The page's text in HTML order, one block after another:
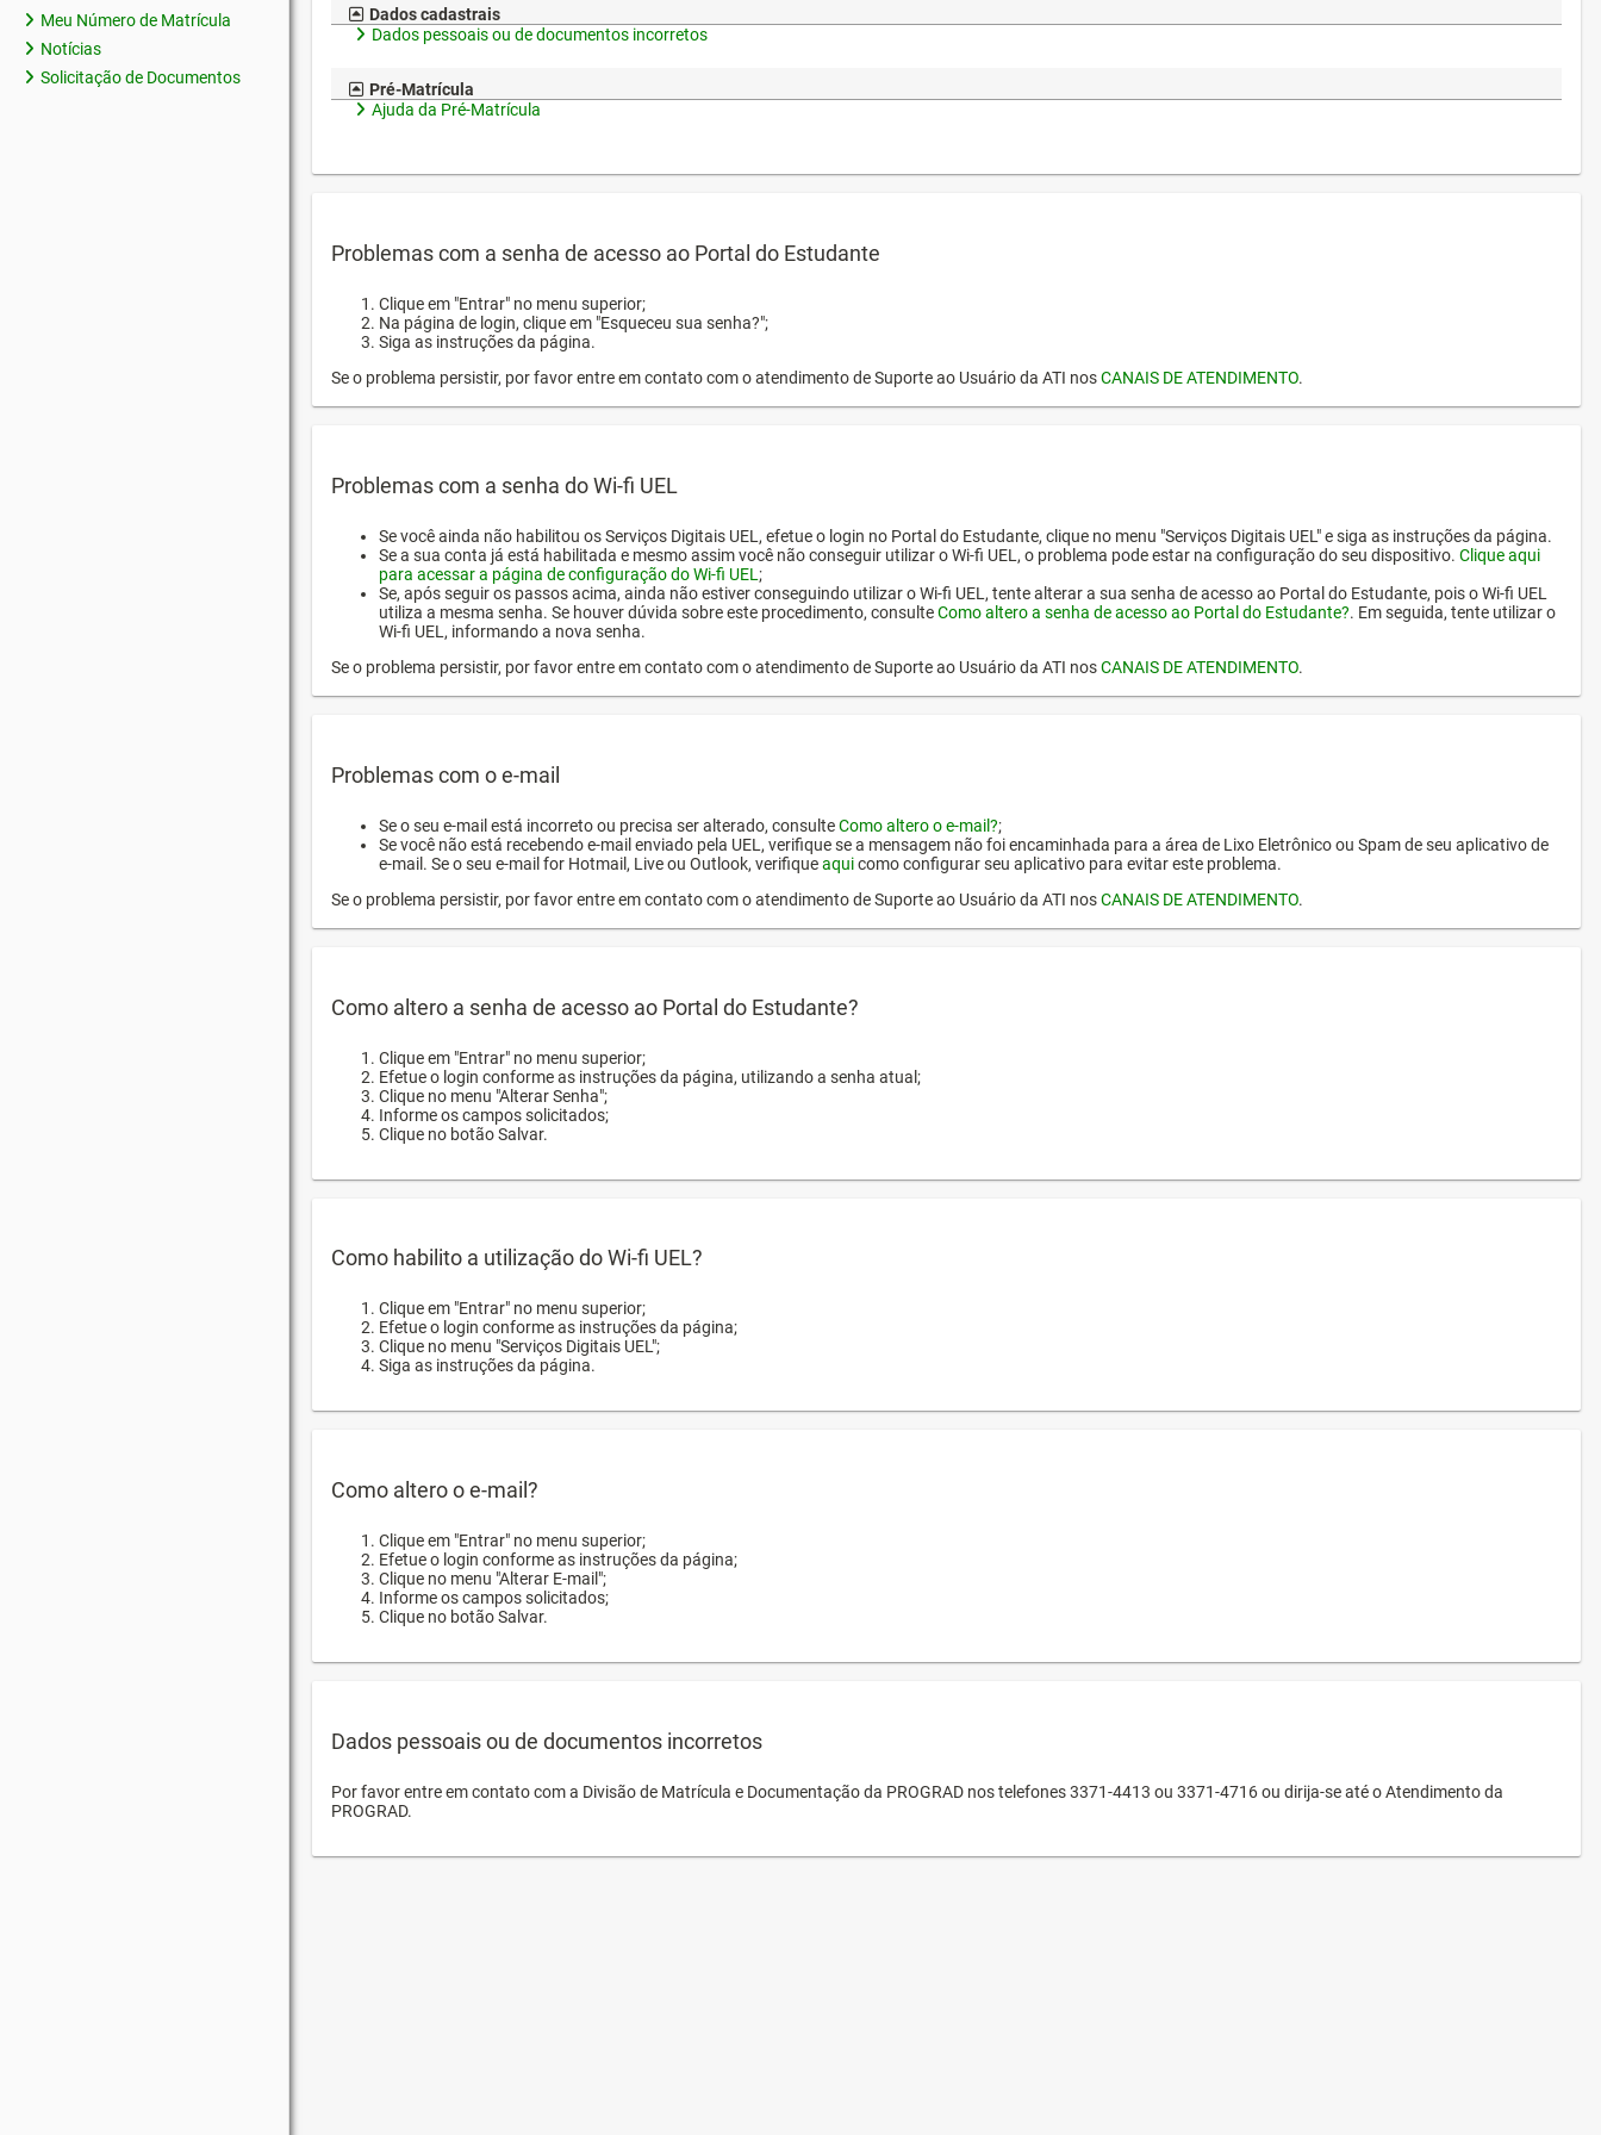
Meu Número de Matrícula
Notícias
Solicitação de Documentos
Dados cadastrais
Dados pessoais ou de documentos incorretos
Pré-Matrícula
Ajuda da Pré-Matrícula
Problemas com a senha de acesso ao Portal do Estudante
Clique em "Entrar" no menu superior;
Na página de login, clique em "Esqueceu sua senha?";
Siga as instruções da página.
Se o problema persistir, por favor entre em contato com o atendimento de Suporte ao Usuário da ATI nosCANAIS DE ATENDIMENTO.
Problemas com a senha do Wi-fi UEL
Se você ainda não habilitou os Serviços Digitais UEL, efetue o login no Portal do Estudante, clique no menu "Serviços Digitais UEL" e siga as instruções da página.
Se a sua conta já está habilitada e mesmo assim você não conseguir utilizar o Wi-fi UEL, o problema pode estar na configuração do seu dispositivo. Clique aqui
para acessar a página de configuração do Wi-fi UEL ;
Se, após seguir os passos acima, ainda não estiver conseguindo utilizar o Wi-fi UEL, tente alterar a sua senha de acesso ao Portal do Estudante, pois o Wi-fi UEL
utiliza a mesma senha. Se houver dúvida sobre este procedimento, consulteComo altero a senha de acesso ao Portal do Estudante?. Em seguida, tente utilizar o
Wi-fi UEL, informando a nova senha.
Se o problema persistir, por favor entre em contato com o atendimento de Suporte ao Usuário da ATI nosCANAIS DE ATENDIMENTO.
Problemas com o e-mail
Se o seu e-mail está incorreto ou precisa ser alterado, consulteComo altero o e-mail?;
Se você não está recebendo e-mail enviado pela UEL, verifique se a mensagem não foi encaminhada para a área de Lixo Eletrônico ou Spam de seu aplicativo de
e-mail. Se o seu e-mail for Hotmail, Live ou Outlook, verifiqueaquicomo configurar seu aplicativo para evitar este problema.
Se o problema persistir, por favor entre em contato com o atendimento de Suporte ao Usuário da ATI nosCANAIS DE ATENDIMENTO.
Como altero a senha de acesso ao Portal do Estudante?
Clique em "Entrar" no menu superior;
Efetue o login conforme as instruções da página, utilizando a senha atual;
Clique no menu "Alterar Senha";
Informe os campos solicitados;
Clique no botão Salvar.
Como habilito a utilização do Wi-fi UEL?
Clique em "Entrar" no menu superior;
Efetue o login conforme as instruções da página;
Clique no menu "Serviços Digitais UEL";
Siga as instruções da página.
Como altero o e-mail?
Clique em "Entrar" no menu superior;
Efetue o login conforme as instruções da página;
Clique no menu "Alterar E-mail";
Informe os campos solicitados;
Clique no botão Salvar.
Dados pessoais ou de documentos incorretos
Por favor entre em contato com a Divisão de Matrícula e Documentação da PROGRAD nos telefones 3371-4413 ou 3371-4716 ou dirija-se até o Atendimento da
PROGRAD.